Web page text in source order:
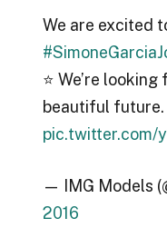
We are excited
⭐️ We’re
beautiful future.
pic.twitter.com/
— IMG Models
2016